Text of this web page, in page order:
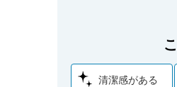
清潔感がある